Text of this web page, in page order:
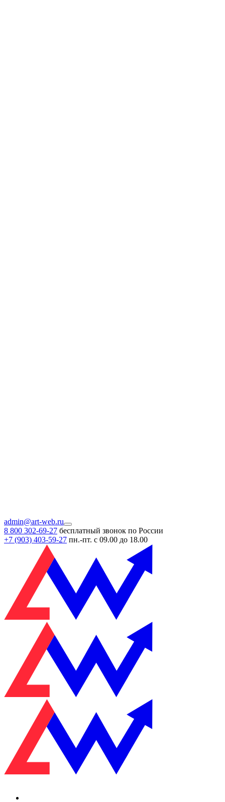
admin@art-web.ru
8 800 302-69-27 бесплатный звонок по России
+7 (903) 403-59-27 пн.-пт. с 09.00 до 18.00